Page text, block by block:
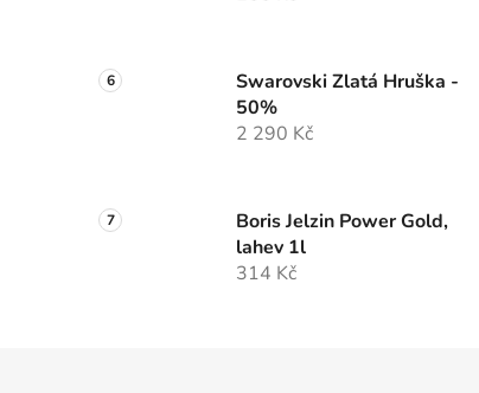
Swarovski Zlatá Hruška -
50%
2 290 Kč
Boris Jelzin Power Gold,
lahev 1l
314 Kč